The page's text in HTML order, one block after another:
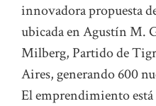
innovadora propuesta
ubicada en Agustín M.
Milberg, Partido de
Aires, generando 600
El emprendimiento